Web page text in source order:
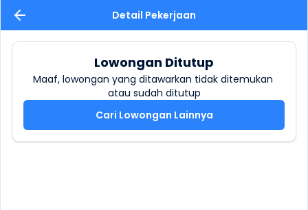
Detail Pekerjaan
Lowongan Ditutup
Maaf, lowongan yang ditawarkan tidak ditemukan
atau sudah ditutup
Cari Lowongan Lainnya